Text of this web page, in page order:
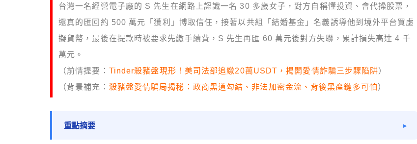
台灣一名經營電子廠的 S 先生在網路上認識一名 30 多歲女子，對方自稱懂投資、會代操股票，
還真的匯回約 500 萬元「獲利」博取信任，接著以共組「結婚基金」名義誘導他到境外平台買虛
擬貨幣，最後在提款時被要求先繳手續費，S 先生再匯 60 萬元後對方失聯，累計損失高達 4 千
萬元。
（前情提要： Tinder殺豬盤現形！美司法部追繳20萬USDT，揭開愛情詐騙三步驟陷阱）
（背景補充： 殺豬盤愛情騙局揭秘：政商黑道勾結、非法加密金流、背後黑產鏈多可怕）
重點摘要